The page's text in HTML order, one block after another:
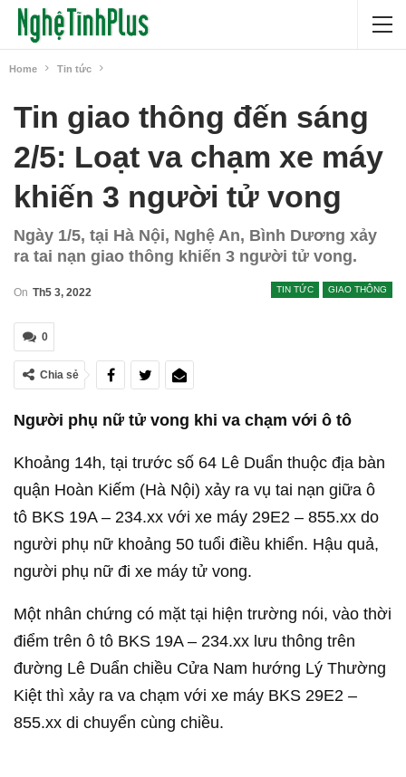
Home Tin tức
Tin giao thông đến sáng
2/5: Loạt va chạm xe máy
khiến 3 người tử vong
Ngày 1/5, tại Hà Nội, Nghệ An, Bình Dương xảy
ra tai nạn giao thông khiến 3 người tử vong.
TIN TỨC GIAO THÔNG
On Th5 3, 2022
0
Chia sẻ
Người phụ nữ tử vong khi va chạm với ô tô
Khoảng 14h, tại trước số 64 Lê Duẩn thuộc địa bàn
quận Hoàn Kiếm (Hà Nội) xảy ra vụ tai nạn giữa ô
tô BKS 19A – 234.xx với xe máy 29E2 – 855.xx do
người phụ nữ khoảng 50 tuổi điều khiển. Hậu quả,
người phụ nữ đi xe máy tử vong.
Một nhân chứng có mặt tại hiện trường nói, vào thời
điểm trên ô tô BKS 19A – 234.xx lưu thông trên
đường Lê Duẩn chiều Cửa Nam hướng Lý Thường
Kiệt thì xảy ra va chạm với xe máy BKS 29E2 –
855.xx di chuyển cùng chiều.